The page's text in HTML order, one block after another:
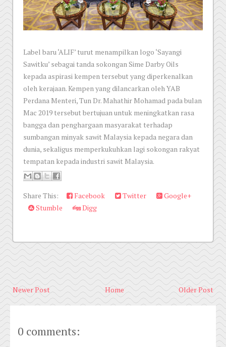
Label baru ‘ALIF’ turut menampilkan logo ‘Sayangi
Sawitku’ sebagai tanda sokongan Sime Darby Oils
kepada aspirasi kempen tersebut yang diperkenalkan
oleh kerajaan. Kempen yang dilancarkan oleh YAB
Perdana Menteri, Tun Dr. Mahathir Mohamad pada bulan
Mac 2019 tersebut bertujuan untuk meningkatkan rasa
bangga dan penghargaan masyarakat terhadap
sumbangan minyak sawit Malaysia kepada negara dan
dunia, sekaligus memperkukuhkan lagi sokongan rakyat
tempatan kepada industri sawit Malaysia.
Share This: Facebook Twitter
Google+
Stumble
Digg
Newer Post Older Post
Home
0 comments: